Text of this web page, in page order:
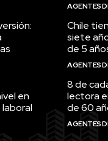
en
AGENTES
Chile
siete
de 5
AGENTES
8 de
lectora
de 60
AGENTES